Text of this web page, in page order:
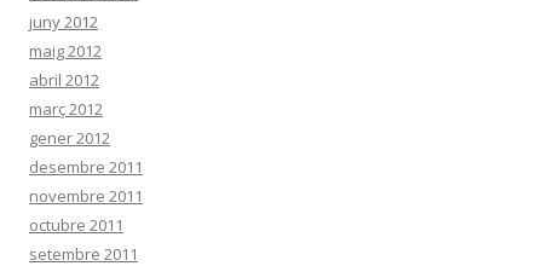
juny 2012
maig 2012
abril 2012
març 2012
gener 2012
desembre 2011
novembre 2011
octubre 2011
setembre 2011